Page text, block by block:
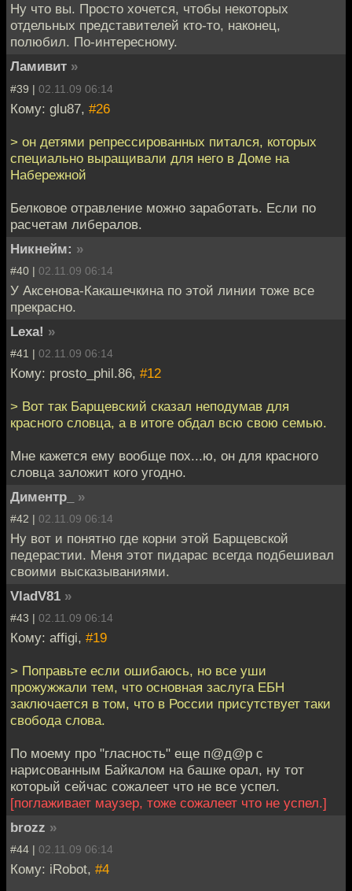
Ну что вы. Просто хочется, чтобы некоторых
отдельных представителей кто-то, наконец,
полюбил. По-интересному.
Ламивит »
#39 | 02.11.09 06:14
Кому: glu87, #26
> он детями репрессированных питался, которых
специально выращивали для него в Доме на
Набережной
Белковое отравление можно заработать. Если по
расчетам либералов.
Никнейм: »
#40 | 02.11.09 06:14
У Аксенова-Какашечкина по этой линии тоже все
прекрасно.
Lexa! »
#41 | 02.11.09 06:14
Кому: prosto_phil.86, #12
> Вот так Барщевский сказал неподумав для
красного словца, а в итоге обдал всю свою семью.
Мне кажется ему вообще пох...ю, он для красного
словца заложит кого угодно.
Диментр_
»
#42 | 02.11.09 06:14
Ну вот и понятно где корни этой Барщевской
педерастии. Меня этот пидарас всегда подбешивал
своими высказываниями.
VladV81 »
#43 | 02.11.09 06:14
Кому: affigi, #19
> Поправьте если ошибаюсь, но все уши
прожужжали тем, что основная заслуга ЕБН
заключается в том, что в России присутствует таки
свобода слова.
По моему про "гласность" еще п@д@р с
нарисованным Байкалом на башке орал, ну тот
который сейчас сожалеет что не все успел.
[поглаживает маузер, тоже сожалеет что не успел.]
brozz »
#44 | 02.11.09 06:14
Кому: iRobot, #4